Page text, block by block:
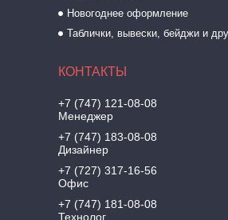
Новогоднее оформление
Таблички, вывески, бейджи и
+7 (747) 121-08-08
Менеджер
+7 (747) 183-08-08
Дизайнер
+7 (727) 317-16-56
Офис
+7 (747) 181-08-08
Технолог